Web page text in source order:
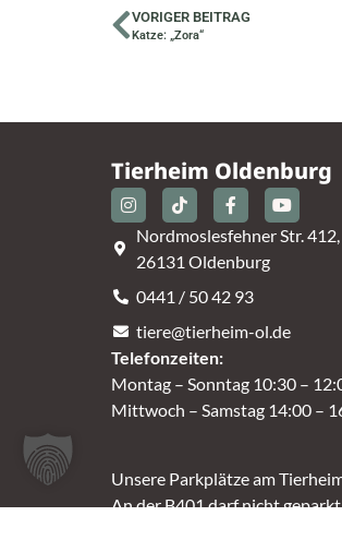
VORIGER BEITRAG
Katze: „Zora“
Tierheim Oldenburg
Nordmoslesfehner Str. 412,
26131 Oldenburg
0441 / 50 42 93
tiere@tierheim-ol.de
Telefonzeiten:
Montag – Sonntag 10:30 –
Mittwoch – Samstag 14:00 –
Unsere Parkplätze am
An der B401 darf nicht